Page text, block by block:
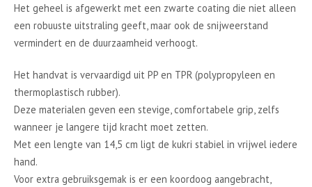
Het geheel is afgewerkt met een zwarte coating die niet alleen
een robuuste uitstraling geeft, maar ook de snijweerstand
vermindert en de duurzaamheid verhoogt.
Het handvat is vervaardigd uit PP en TPR (polypropyleen en
thermoplastisch rubber).
Deze materialen geven een stevige, comfortabele grip, zelfs
wanneer je langere tijd kracht moet zetten.
Met een lengte van 14,5 cm ligt de kukri stabiel in vrijwel iedere
hand.
Voor extra gebruiksgemak is er een koordoog aangebracht,